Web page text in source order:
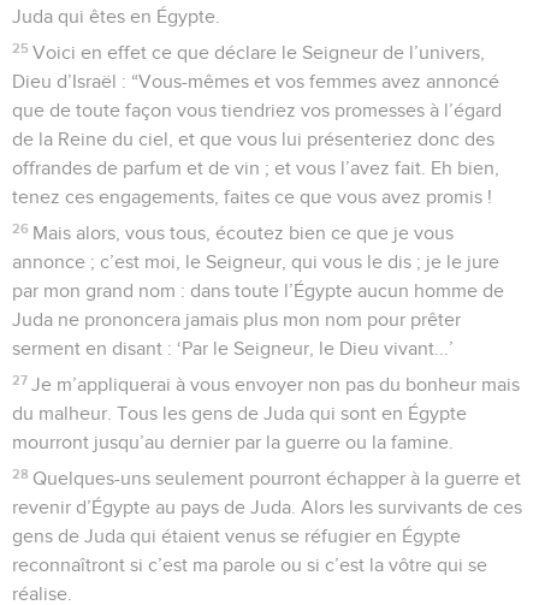
Juda qui êtes en Égypte.
25 Voici en effet ce que déclare le Seigneur de l’univers,
Dieu d’Israël : “Vous-mêmes et vos femmes avez annoncé
que de toute façon vous tiendriez vos promesses à l’égard
de la Reine du ciel, et que vous lui présenteriez donc des
offrandes de parfum et de vin ; et vous l’avez fait. Eh bien,
tenez ces engagements, faites ce que vous avez promis !
26 Mais alors, vous tous, écoutez bien ce que je vous
annonce ; c’est moi, le Seigneur, qui vous le dis ; je le jure
par mon grand nom : dans toute l’Égypte aucun homme de
Juda ne prononcera jamais plus mon nom pour prêter
serment en disant : ‘Par le Seigneur, le Dieu vivant...’
27 Je m’appliquerai à vous envoyer non pas du bonheur mais
du malheur. Tous les gens de Juda qui sont en Égypte
mourront jusqu’au dernier par la guerre ou la famine.
28 Quelques-uns seulement pourront échapper à la guerre et
revenir d’Égypte au pays de Juda. Alors les survivants de ces
gens de Juda qui étaient venus se réfugier en Égypte
reconnaîtront si c’est ma parole ou si c’est la vôtre qui se
réalise.